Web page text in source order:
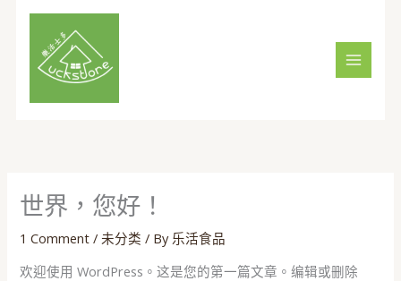
content
世界，您好！
1 Comment /未分类 / By 乐活食品
欢迎使用 WordPress。这是您的第一篇文章。编辑或删除